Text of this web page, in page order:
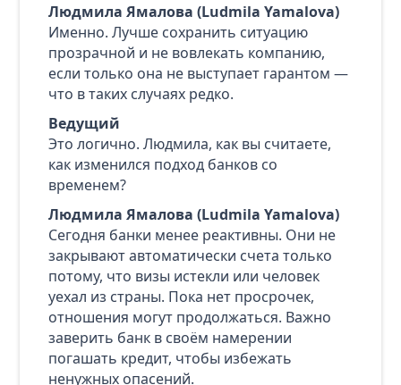
Людмила Ямалова (Ludmila Yamalova)
Именно. Лучше сохранить ситуацию
прозрачной и не вовлекать компанию,
если только она не выступает гарантом —
что в таких случаях редко.
Ведущий
Это логично. Людмила, как вы считаете,
как изменился подход банков со
временем?
Людмила Ямалова (Ludmila Yamalova)
Сегодня банки менее реактивны. Они не
закрывают автоматически счета только
потому, что визы истекли или человек
уехал из страны. Пока нет просрочек,
отношения могут продолжаться. Важно
заверить банк в своём намерении
погашать кредит, чтобы избежать
ненужных опасений.